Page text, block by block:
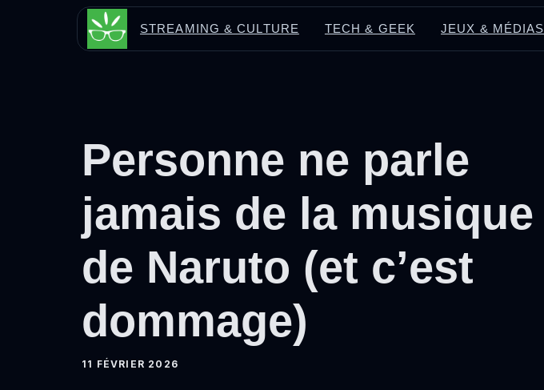
STREAMING & CULTURE TECH & GEEK JEUX & MÉDIAS
Personne ne parle
jamais de la musique
de Naruto (et c’est
dommage)
11 FÉVRIER 2026